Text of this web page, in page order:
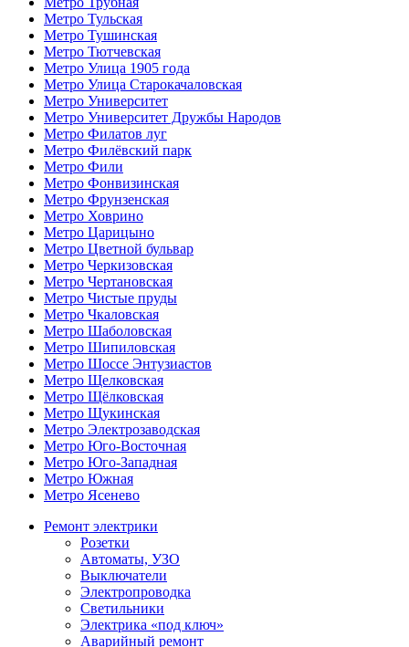
Метро Тульская
Метро Тушинская
Метро Тютчевская
Метро Улица 1905 года
Метро Улица Старокачаловская
Метро Университет
Метро Университет Дружбы Народов
Метро Филатов луг
Метро Филёвский парк
Метро Фили
Метро Фонвизинская
Метро Фрунзенская
Метро Ховрино
Метро Царицыно
Метро Цветной бульвар
Метро Черкизовская
Метро Чертановская
Метро Чистые пруды
Метро Чкаловская
Метро Шаболовская
Метро Шипиловская
Метро Шоссе Энтузиастов
Метро Щелковская
Метро Щёлковская
Метро Щукинская
Метро Электрозаводская
Метро Юго-Восточная
Метро Юго-Западная
Метро Южная
Метро Ясенево
Ремонт электрики
Розетки
Автоматы, УЗО
Выключатели
Электропроводка
Светильники
Электрика «под ключ»
Аварийный ремонт